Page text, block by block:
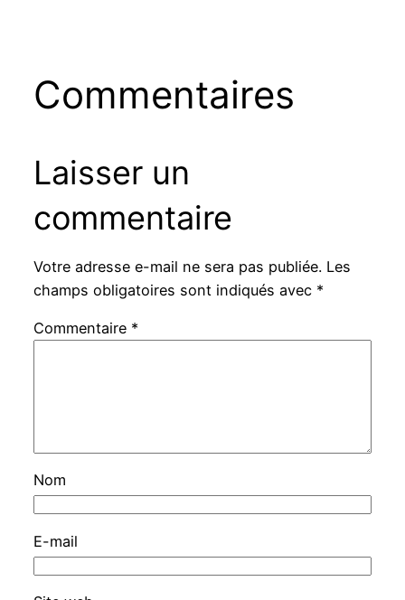
Commentaires
Laisser un
commentaire
Votre adresse e-mail ne sera pas publiée. Les
champs obligatoires sont indiqués avec *
Commentaire *
Nom
E-mail